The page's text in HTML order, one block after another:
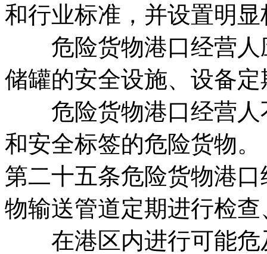
和行业标准，并设置明显
危险货物港口经营人
储罐的安全设施、设备
危险货物港口经营人
和安全标签的危险货物。
第二十五条危险货物港
物输送管道定期进行检
在港区内进行可能危